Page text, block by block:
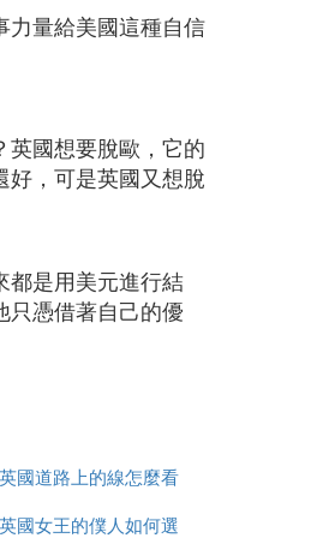
力量給美國這種自信
國想要脫歐，它的
，可是英國又想脫
都是用美元進行結
只憑借著自己的優
英國道路上的線怎麼看
英國女王的僕人如何選